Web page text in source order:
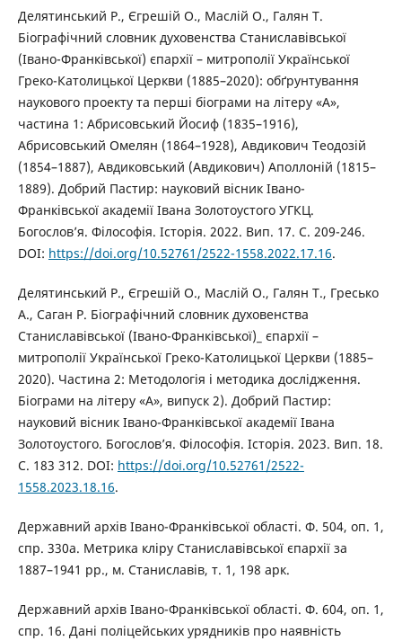
Делятинський Р., Єгрешій О., Маслій О., Галян Т.
Біографічний словник духовенства Станиславівської
(Івано-Франківської) єпархії – митрополії Української
Греко-Католицької Церкви (1885–2020): обґрунтування
наукового проекту та перші біограми на літеру «А»,
частина 1: Абрисовський Йосиф (1835–1916),
Абрисовський Омелян (1864–1928), Авдикович Теодозій
(1854–1887), Авдиковський (Авдикович) Аполлоній (1815–
1889). Добрий Пастир: науковий вісник Івано-
Франківської академії Івана Золотоустого УГКЦ.
Богослов’я. Філософія. Історія. 2022. Вип. 17. С. 209-246.
DOI: https://doi.org/10.52761/2522-1558.2022.17.16.
Делятинський Р., Єгрешій О., Маслій О., Галян Т., Гресько
А., Саган Р. Біографічний словник духовенства
Станиславівської (Івано-Франківської)_ єпархії –
митрополії Української Греко-Католицької Церкви (1885–
2020). Частина 2: Методологія і методика дослідження.
Біограми на літеру «А», випуск 2). Добрий Пастир:
науковий вісник Івано-Франківської академії Івана
Золотоустого. Богослов’я. Філософія. Історія. 2023. Вип. 18.
С. 183 312. DOI: https://doi.org/10.52761/2522-
1558.2023.18.16.
Державний архів Івано-Франківської області. Ф. 504, оп. 1,
спр. 330а. Метрика кліру Станиславівської єпархії за
1887–1941 рр., м. Станиславів, т. 1, 198 арк.
Державний архів Івано-Франківської області. Ф. 604, оп. 1,
спр. 16. Дані поліцейських урядників про наявність